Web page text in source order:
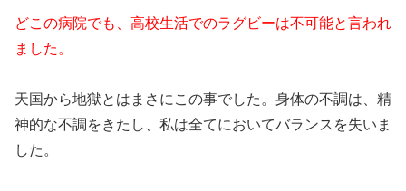
どこの病院でも、高校生活でのラグビーは不可能と言われ
ました。
天国から地獄とはまさにこの事でした。身体の不調は、精
神的な不調をきたし、私は全てにおいてバランスを失いま
した。